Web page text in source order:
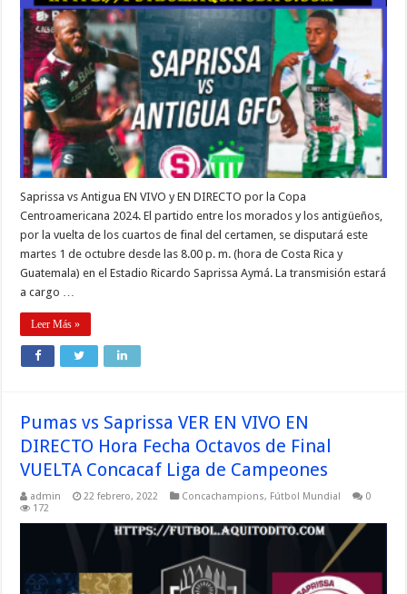
Saprissa vs Antigua EN VIVO y EN DIRECTO por la Copa
Centroamericana 2024. El partido entre los morados y los antigüeños,
por la vuelta de los cuartos de final del certamen, se disputará este
martes 1 de octubre desde las 8.00 p. m. (hora de Costa Rica y
Guatemala) en el Estadio Ricardo Saprissa Aymá. La transmisión estará
a cargo …
Leer Más »
Pumas vs Saprissa VER EN VIVO EN
DIRECTO Hora Fecha Octavos de Final
VUELTA Concacaf Liga de Campeones
admin 22 febrero, 2022 Concachampions, Fútbol Mundial
0
172